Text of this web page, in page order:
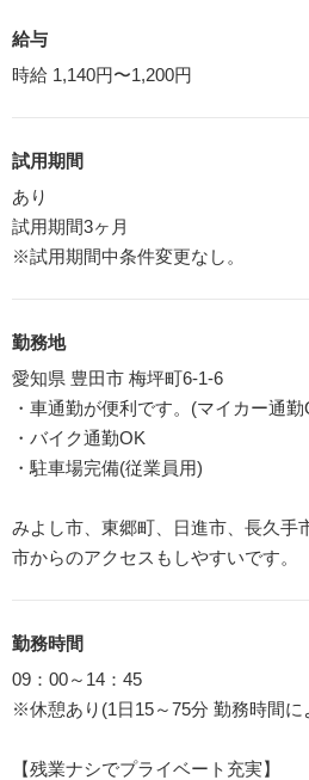
給与
時給 1,140円〜1,200円
試用期間
あり
試用期間3ヶ月
※試用期間中条件変更なし。
勤務地
愛知県 豊田市 梅坪町6-1-6
・車通勤が便利です。(マイカー通勤
・バイク通勤OK
・駐車場完備(従業員用)
みよし市、東郷町、日進市、長久手
市からのアクセスもしやすいです。
勤務時間
09：00～14：45
※休憩あり(1日15～75分 勤務時間に
【残業ナシでプライベート充実】